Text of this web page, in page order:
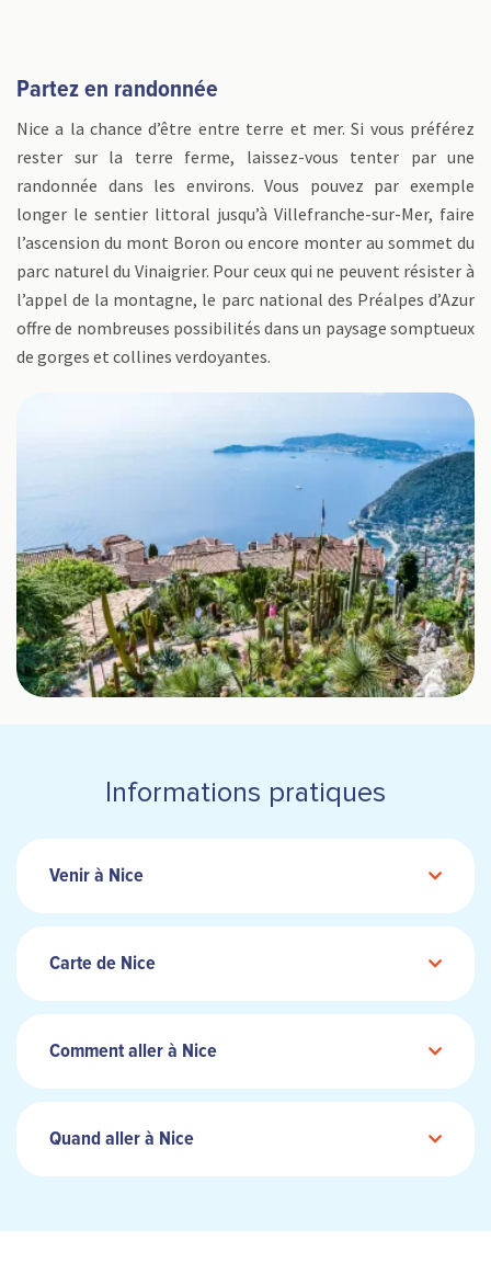
Partez en randonnée
Nice a la chance d’être entre terre et mer. Si vous préférez
rester sur la terre ferme, laissez-vous tenter par une
randonnée dans les environs. Vous pouvez par exemple
longer le sentier littoral jusqu’à Villefranche-sur-Mer, faire
l’ascension du mont Boron ou encore monter au sommet du
parc naturel du Vinaigrier. Pour ceux qui ne peuvent résister à
l’appel de la montagne, le parc national des Préalpes d’Azur
offre de nombreuses possibilités dans un paysage somptueux
de gorges et collines verdoyantes.
Informations pratiques
Venir à Nice
Carte de Nice
Comment aller à Nice
Quand aller à Nice